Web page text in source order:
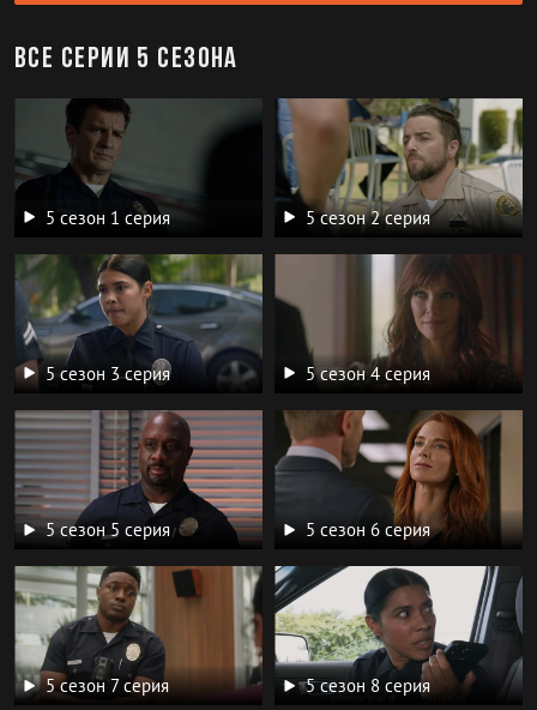
Все серии 5 сезона
5 сезон 1 серия 5 сезон 2 серия
5 сезон 3 серия 5 сезон 4 серия
5 сезон 5 серия 5 сезон 6 серия
5 сезон 7 серия 5 сезон 8 серия